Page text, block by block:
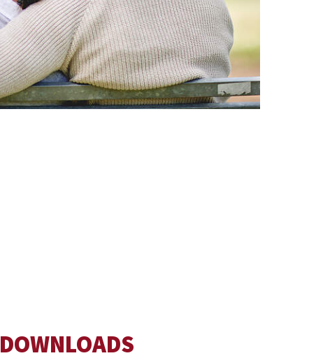
DOWNLOADS